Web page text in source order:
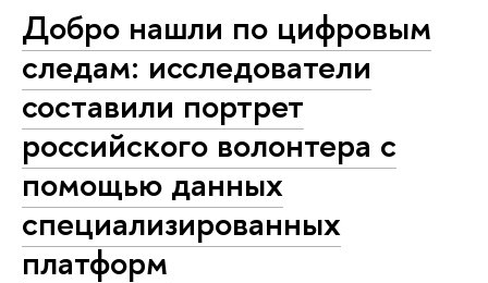
Добро нашли по цифровым
следам: исследователи
составили портрет
российского волонтера с
помощью данных
специализированных
платформ